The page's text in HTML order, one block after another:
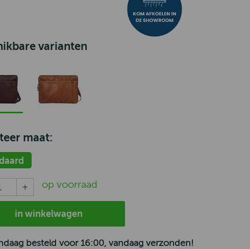
varianten
maat:
op voorraad
in winkelwagen
besteld voor 16:00, vandaag verzonden!